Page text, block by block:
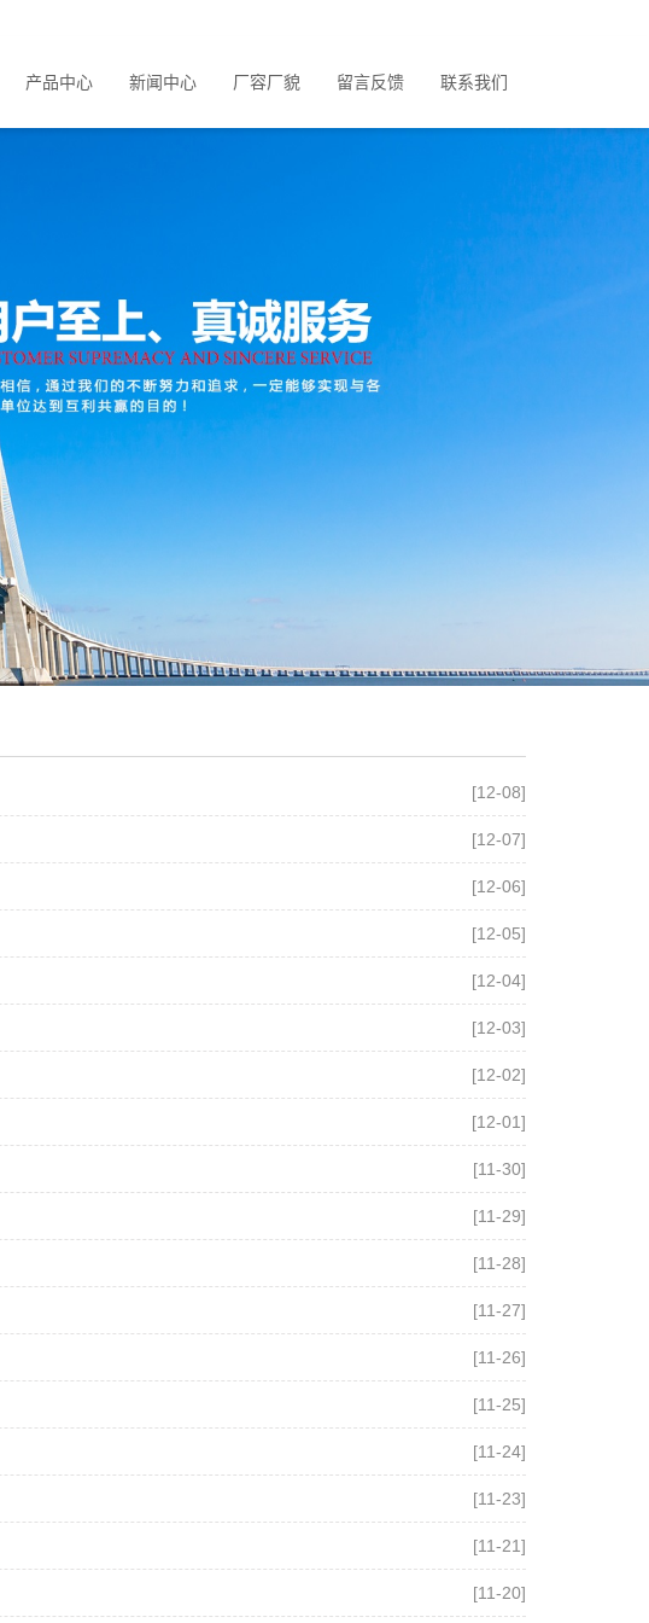
产品中心 新闻中心 厂容厂貌 留言反馈 联系我们
[12-08]
[12-07]
[12-06]
[12-05]
[12-04]
[12-03]
[12-02]
[12-01]
[11-30]
[11-29]
[11-28]
[11-27]
[11-26]
[11-25]
[11-24]
[11-23]
[11-21]
[11-20]